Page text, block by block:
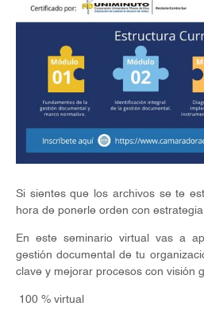
Si sientes que los archivos se te
hora de ponerle orden con
En este seminario virtual vas a
gestión documental de tu
clave y mejorar procesos con visión
100 % virtual